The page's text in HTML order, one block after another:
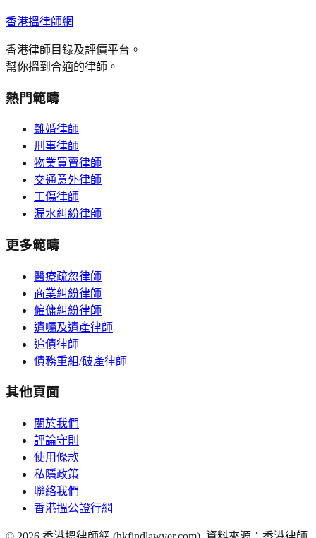
香港搵律師網
香港律師目錄及評價平台。
幫你搵到合適的律師。
熱門範疇
離婚律師
刑事律師
物業買賣律師
交通意外律師
工傷律師
漏水糾紛律師
更多範疇
醫療疏忽律師
商業糾紛律師
僱傭糾紛律師
遺囑及遺產律師
追債律師
債務重組/破產律師
其他頁面
關於我們
評論守則
使用條款
私隱政策
聯絡我們
香港搵公證行網